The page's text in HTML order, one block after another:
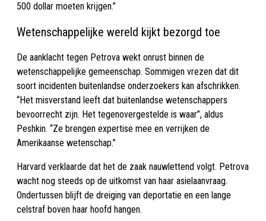
500 dollar moeten krijgen.”
Wetenschappelijke wereld kijkt bezorgd toe
De aanklacht tegen Petrova wekt onrust binnen de
wetenschappelijke gemeenschap. Sommigen vrezen dat dit
soort incidenten buitenlandse onderzoekers kan afschrikken.
“Het misverstand leeft dat buitenlandse wetenschappers
bevoorrecht zijn. Het tegenovergestelde is waar”, aldus
Peshkin. “Ze brengen expertise mee en verrijken de
Amerikaanse wetenschap.”
Harvard verklaarde dat het de zaak nauwlettend volgt. Petrova
wacht nog steeds op de uitkomst van haar asielaanvraag.
Ondertussen blijft de dreiging van deportatie en een lange
celstraf boven haar hoofd hangen.